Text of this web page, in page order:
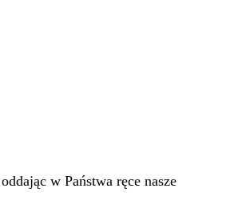
w Państwa ręce nasze